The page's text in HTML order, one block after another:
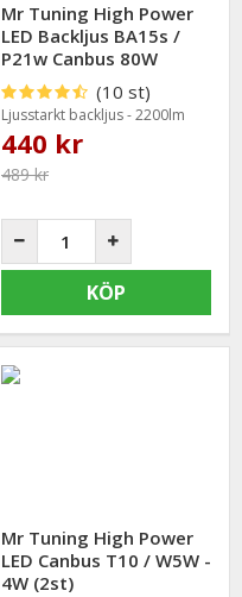
Mr Tuning High Power
LED Backljus BA15s /
P21w Canbus 80W
(2200lm) (2st)(10 st)
Ljusstarkt backljus - 2200lm
440 kr
489 kr
KÖP
Mr Tuning High Power
LED Canbus T10 / W5W -
4W (2st)